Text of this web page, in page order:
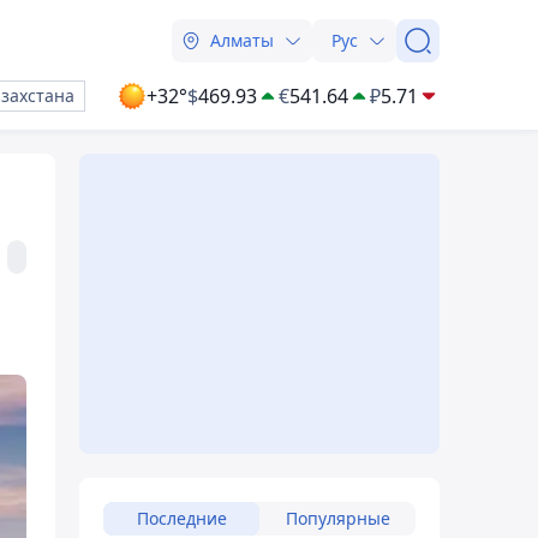
Алматы Рус
+32°$469.93 €541.64 ₽5.71
Последние Популярные